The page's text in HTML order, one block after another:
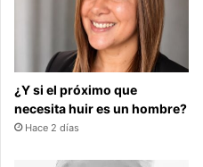
¿Y si el próximo que
necesita huir es un hombre?
Hace 2 días